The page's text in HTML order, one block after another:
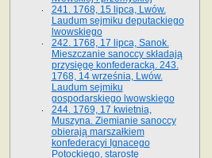
241. 1768, 15 lipca, Lwów.
Laudum sejmiku deputackiego
lwowskiego
242. 1768, 17 lipca, Sanok.
Mieszczanie sanoccy składają
przysięgę konfederacką. 243.
1768, 14 września, Lwów.
Laudum sejmiku
gospodarskiego lwowskiego
244. 1769, 17 kwietnia,
Muszyna. Ziemianie sanoccy
obierają marszałkiem
konfederacyi Ignacego
Potockiego, starostę